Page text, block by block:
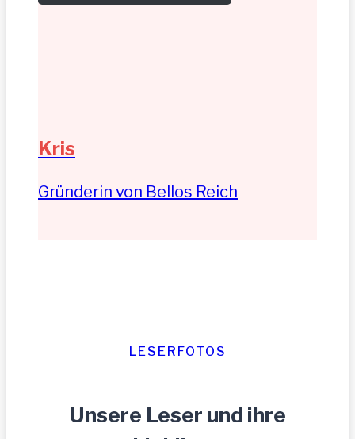
Kris
Gründerin von Bellos Reich
LESERFOTOS
Unsere Leser und ihre